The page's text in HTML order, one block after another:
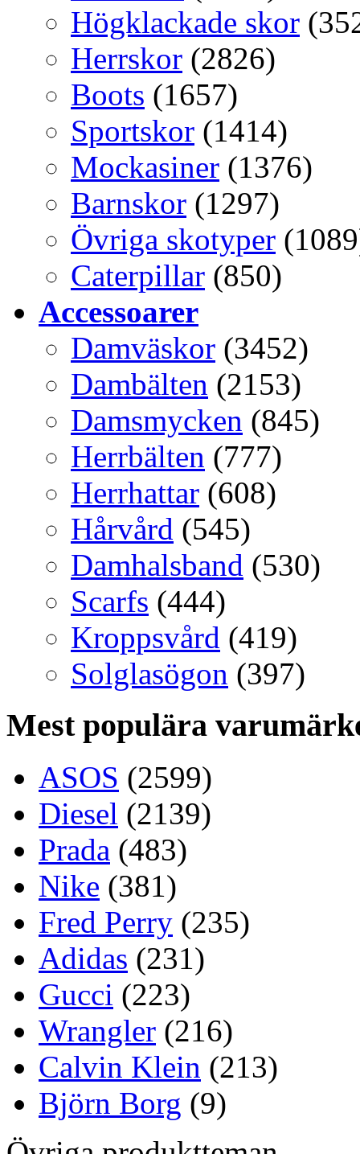
Högklackade skor
Herrskor (2826)
Boots (1657)
Sportskor (1414)
Mockasiner (1376)
Barnskor (1297)
Övriga skotyper
Caterpillar (850)
Accessoarer
Damväskor (3452)
Dambälten (2153)
Damsmycken (845)
Herrbälten (777)
Herrhattar (608)
Hårvård (545)
Damhalsband (530)
Scarfs (444)
Kroppsvård (419)
Solglasögon (397)
Mest populära
ASOS (2599)
Diesel (2139)
Prada (483)
Nike (381)
Fred Perry (235)
Adidas (231)
Gucci (223)
Wrangler (216)
Calvin Klein (213)
Björn Borg (9)